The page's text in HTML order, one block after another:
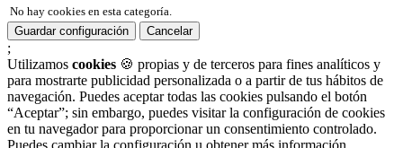
No hay cookies en esta categoría.
Guardar configuración
Cancelar
;
Utilizamos cookies 🍪 propias y de terceros para fines analíticos y
para mostrarte publicidad personalizada o a partir de tus hábitos de
navegación. Puedes aceptar todas las cookies pulsando el botón
“Aceptar”; sin embargo, puedes visitar la configuración de cookies
en tu navegador para proporcionar un consentimiento controlado.